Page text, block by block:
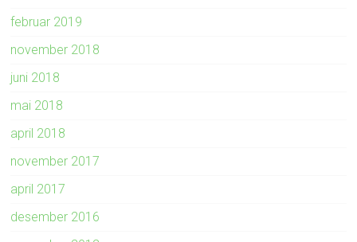
februar 2019
november 2018
juni 2018
mai 2018
april 2018
november 2017
april 2017
desember 2016